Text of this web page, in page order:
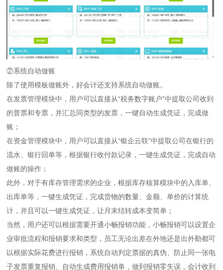
②系统自动做账
除了使用模板做账外，好会计还支持系统自动做账。
在发票管理模块中，用户可以直接从“税务数字账户”中提取公司收到
的普票和专票，并汇总同类型的发票，一键自动生成凭证，完成做
账；
在资金管理模块中，用户可以直接从“银企云联”中提取公司在银行的
流水、银行回单等，根据银行收付款记录，一键生成凭证，完成自动
做账的操作；
此外，对于有库存管理需求的企业，根据库存核算模块中的入库单、
出库单等，一键生成凭证，完成货物的数量、金额、单价的计算统
计，并且可以一键生成凭证，让月末结转成本变简单；
当然，用户还可以根据需要开通小畅报销功能，小畅报销可以设置企
业审批流程和报销要求和类型，员工无论出差在外地还是出外勤都可
以根据实际花费进行报销，系统自动判定票据的真伪、防止同一张电
子发票重复报销、自动生成费用报销单，做到报销零失误，会计收到